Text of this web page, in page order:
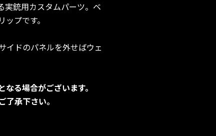
実銃用カスタムパーツ。ベ
プです。
イドのパネルを外せばウェ
る場合がございます。
承下さい。